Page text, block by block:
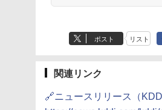
ポスト リスト
関連リンク
🔗ニュースリリース（KDDI